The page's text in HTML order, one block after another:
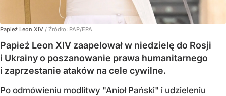
Papież Leon XIV / Źródło: PAP/EPA
Papież Leon XIV zaapelował w niedzielę do Rosji
i Ukrainy o poszanowanie prawa humanitarnego
i zaprzestanie ataków na cele cywilne.
Po odmówieniu modlitwy "Anioł Pański" i udzieleniu